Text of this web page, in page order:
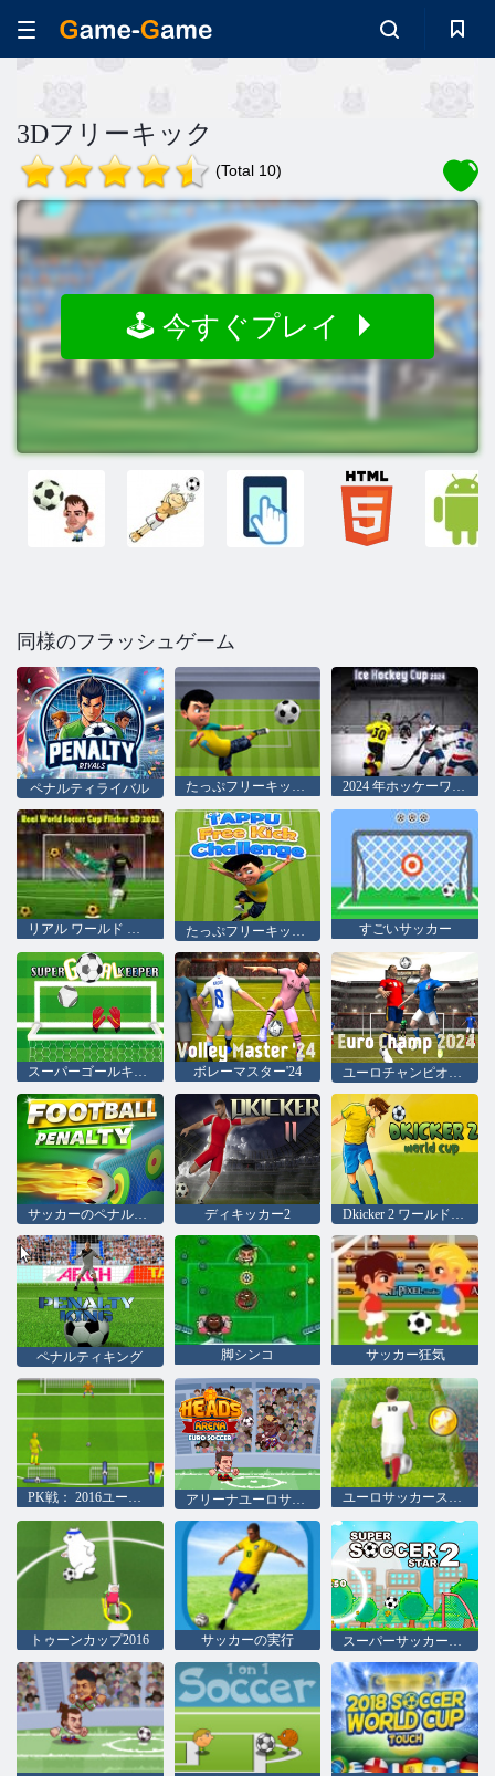
3Dフリーキック
(Total 10)
🕹️ 今すぐプレイ
同様のフラッシュゲーム
ペナルティライバル たっぷフリーキックチャレンジ 2024 年ホッケーワールドカップ
リアル ワールド サッカー カップ フリッカー 3D 2023 すごいサッカー
スーパーゴールキーパー ボレーマスター'24 ユーロチャンピオン 2024
サッカーのペナルティ ディキッカー2 Dkicker 2 ワールドカップ
ペナルティキング 脚シンコ サッカー狂気
PK戦： 2016ユーロカップ アリーナユーロサッカーヘッズ ユーロサッカースプリント
トゥーンカップ2016 サッカーの実行 スーパーサッカースター2